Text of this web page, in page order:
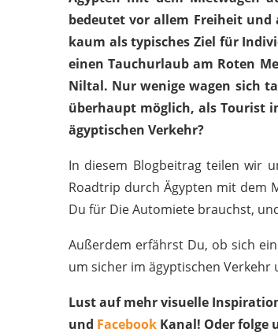
bedeutet vor allem Freiheit
kaum als typisches Ziel für
einen Tauchurlaub am Roten
Niltal. Nur wenige wagen sich
überhaupt möglich, als Tourist
ägyptischen Verkehr?
In diesem Blogbeitrag teilen wir
Roadtrip durch Ägypten mit dem
Du für Die Automiete brauchst,
Außerdem erfährst Du, ob sich
um sicher im ägyptischen Verkehr
Lust auf mehr visuelle
und Facebook Kanal! Oder folge